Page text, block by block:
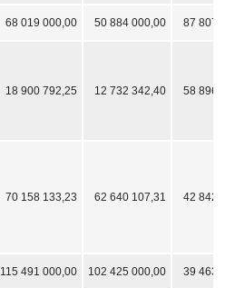
68 019 000,00 50 884 000,00 87 807
18 900 792,25 12 732 342,40 58 896
70 158 133,23 62 640 107,31 42 842
115 491 000,00 102 425 000,00 39 463